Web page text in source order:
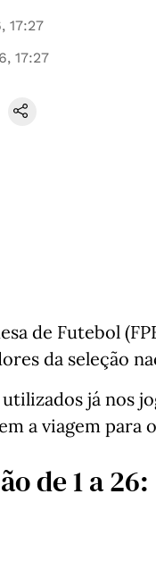
17:27
17:27
de Futebol
da seleção
já nos
a viagem para
de 1 a 26: